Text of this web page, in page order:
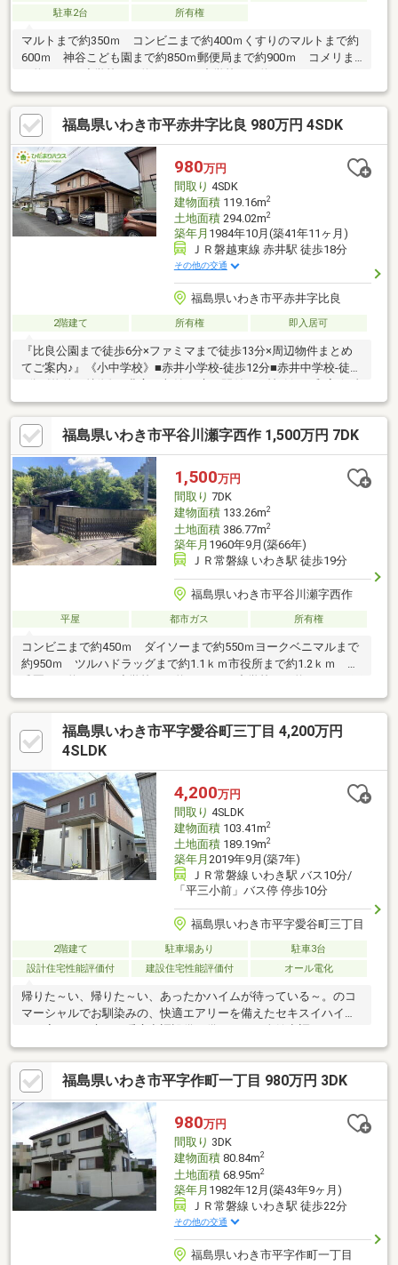
駐車2台
所有権
マルトまで約350ｍ コンビニまで約400ｍくすりのマルトまで約
600ｍ 神谷こども園まで約850ｍ郵便局まで約900ｍ コメリま
福島県いわき市平赤井字比良 980万円 4SDK
980万円
間取り 4SDK
建物面積119.16m2
土地面積294.02m2
築年月 1984年10月(築41年11ヶ月)
ＪＲ磐越東線 赤井駅 徒歩18分
その他の交通
福島県いわき市平赤井字比良
2階建て 所有権 即入居可
『比良公園まで徒歩6分×ファミマまで徒歩13分×周辺物件まとめ
てご案内♪』《小中学校》■赤井小学校-徒歩12分■赤井中学校-徒歩
■土地付き中古住宅！《周辺環境》■マルト-車7分■ファミマ-徒歩
13分■松村総合病院-車14分■ひだまりハウスについてお客様の声
450件以上！たくさんのお客様から感謝のお声をいただいており
ます。安心・信頼の「ひだまりハウス」に是非お気軽にお問い合
わせくださいませ。ひだまりハウス一同、お客様からの「ありが
とう」の為に、誠心誠意ご対応させて頂くことをお約束致しま
す。
福島県いわき市平谷川瀬字西作 1,500万円 7DK
1,500万円
間取り 7DK
建物面積133.26m2
土地面積386.77m2
築年月 1960年9月(築66年)
ＪＲ常磐線 いわき駅 徒歩19分
福島県いわき市平谷川瀬字西作
平屋 都市ガス 所有権
コンビニまで約450ｍ ダイソーまで約550ｍヨークベニマルまで
約950ｍ ツルハドラッグまで約1.1ｋｍ市役所まで約1.2ｋｍ 幼
建築の際はセットバックが必要です
福島県いわき市平字愛谷町三丁目 4,200万円
4SLDK
4,200万円
間取り 4SLDK
建物面積103.41m2
土地面積189.19m2
築年月 2019年9月(築7年)
ＪＲ常磐線 いわき駅 バス10分/
「平三小前」バス停 停歩10分
福島県いわき市平字愛谷町三丁目
2階建て 駐車場あり
駐車3台
設計住宅性能評価付
建設住宅性能評価付 オール電化
帰りた～い、帰りた～い、あったかハイムが待っている～。のコ
マーシャルでお馴染みの、快適エアリーを備えたセキスイハイム
となっています。
福島県いわき市平字作町一丁目 980万円 3DK
980万円
間取り 3DK
建物面積80.84m2
土地面積68.95m2
築年月 1982年12月(築43年9ヶ月)
ＪＲ常磐線 いわき駅 徒歩22分
その他の交通
福島県いわき市平字作町一丁目